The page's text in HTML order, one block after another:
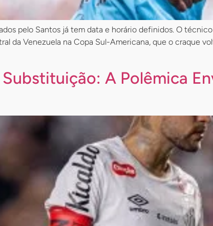
pelo Santos já tem data e horário definidos. O
da Venezuela na Copa Sul-Americana, que o craque
A Polêmica